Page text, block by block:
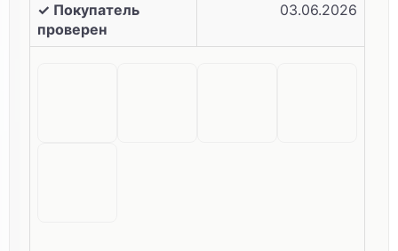
✓ Покупатель
проверен
03.06.2026